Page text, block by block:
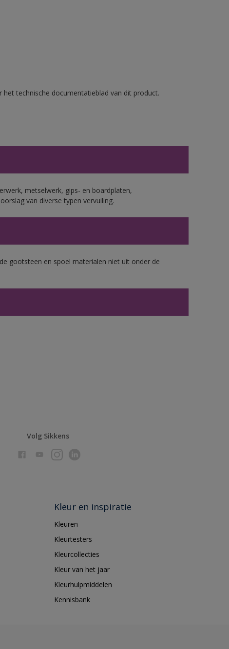
technische documentatieblad van dit product.
metselwerk, gips- en boardplaten,
van diverse typen vervuiling.
gootsteen en spoel materialen niet uit onder de
Volg Sikkens
Kleur en inspiratie
Kleuren
Kleurtesters
Kleurcollecties
Kleur van het jaar
Kleurhulpmiddelen
Kennisbank